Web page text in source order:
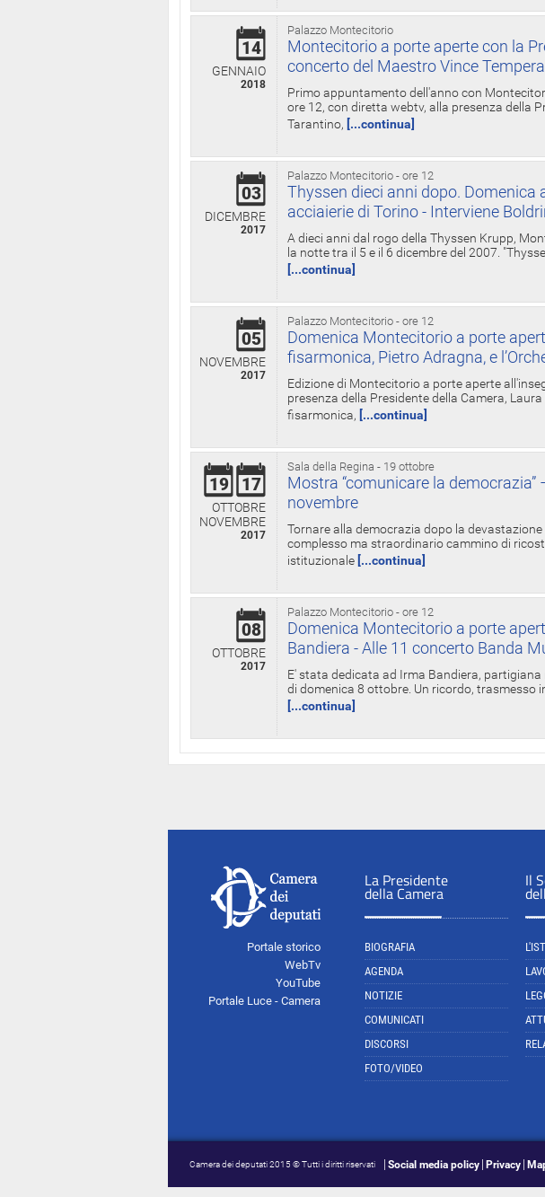
Palazzo Montecitorio
14
GENNAIO
2018
Montecitorio a porte aperte con la
concerto del Maestro Vince
Primo appuntamento dell'anno con
ore 12, con diretta webtv, alla presenza della
Tarantino, [...continua]
Palazzo Montecitorio - ore 12
03
DICEMBRE
2017
Thyssen dieci anni dopo. Domenica
acciaierie di Torino - Interviene
A dieci anni dal rogo della Thyssen Krupp,
la notte tra il 5 e il 6 dicembre del 2007.
[...continua]
Palazzo Montecitorio - ore 12
05
NOVEMBRE
2017
Domenica Montecitorio a porte
fisarmonica, Pietro Adragna, e
Edizione di Montecitorio a porte aperte
presenza della Presidente della Camera,
fisarmonica, [...continua]
Sala della Regina - 19 ottobre
19 17
OTTOBRE
NOVEMBRE
2017
Mostra “comunicare la
novembre
Tornare alla democrazia dopo la
complesso ma straordinario cammino di
istituzionale [...continua]
Palazzo Montecitorio - ore 12
08
OTTOBRE
2017
Domenica Montecitorio a porte
Bandiera - Alle 11 concerto Banda
E' stata dedicata ad Irma Bandiera,
di domenica 8 ottobre. Un ricordo, trasmesso
[...continua]
Portale storico
WebTv
YouTube
Portale Luce - Camera
La Presidente
della Camera
BIOGRAFIA
AGENDA
NOTIZIE
COMUNICATI
DISCORSI
FOTO/VIDEO
Il
Camera dei deputati 2015 © Tutti i diritti riservati Social media policy Privacy